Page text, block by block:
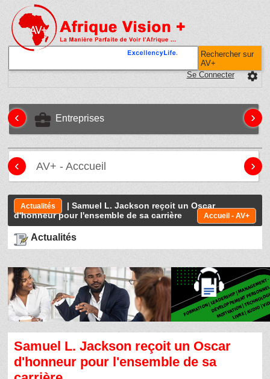
Rechercher sur
AV+
settings
Se Connecter
business_center Entreprises
‹ ›
AV+ - Acccueil
‹ ›
Actualités
| Samuel L. Jackson reçoit un Oscar
d'honneur pour l'ensemble de sa carrière
Accueil - AV+
Actualités
Samuel L. Jackson reçoit un Oscar
d'honneur pour l'ensemble de sa